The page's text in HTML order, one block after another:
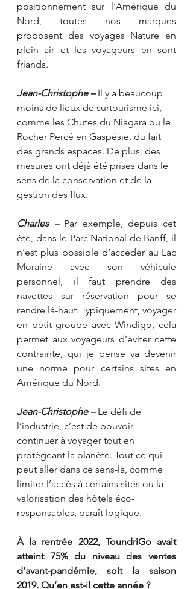
positionnement sur l’Amérique du
Nord, toutes nos marques
proposent des voyages Nature en
plein air et les voyageurs en sont
friands.
Jean-Christophe – Il y a beaucoup
moins de lieux de surtourisme ici,
comme les Chutes du Niagara ou le
Rocher Percé en Gaspésie, du fait
des grands espaces. De plus, des
mesures ont déjà été prises dans le
sens de la conservation et de la
gestion des flux.
Charles – Par exemple, depuis cet
été, dans le Parc National de Banff, il
n’est plus possible d’accéder au Lac
Moraine avec son véhicule
personnel, il faut prendre des
navettes sur réservation pour se
rendre là-haut. Typiquement, voyager
en petit groupe avec Windigo, cela
permet aux voyageurs d’éviter cette
contrainte, qui je pense va devenir
une norme pour certains sites en
Amérique du Nord.
Jean-Christophe – Le défi de
l’industrie, c’est de pouvoir
continuer à voyager tout en
protégeant la planète. Tout ce qui
peut aller dans ce sens-là, comme
limiter l’accès à certains sites ou la
valorisation des hôtels éco-
responsables, paraît logique.
À la rentrée 2022, ToundriGo avait
atteint 75% du niveau des ventes
d’avant-pandémie, soit la saison
2019. Qu’en est-il cette année ?